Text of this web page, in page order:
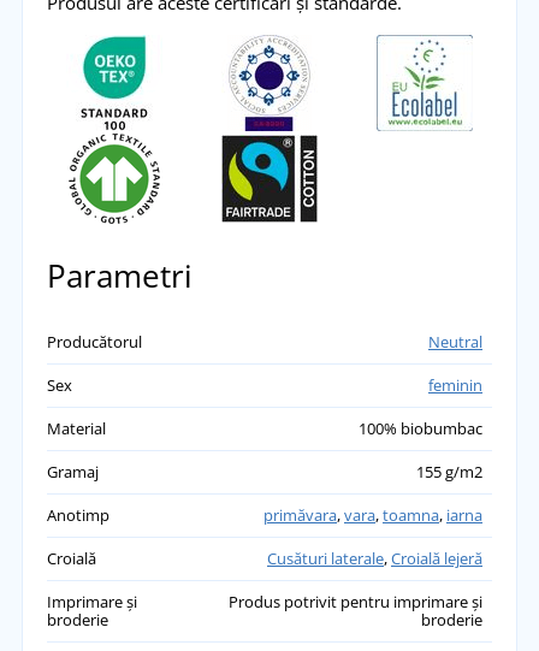
Sunt extrem de mulțumit, atât mărimea, cât și
materialul sunt bune.
přidáno 31.08.2023
Parametri
Producătorul
Neutral
Sex
feminin
Material
100% biobumbac
Gramaj
155 g/m2
Anotimp
primăvara,vara,toamna, iarna
Croială
Cusături laterale,Croială lejeră
Imprimare și
broderie
Produs potrivit pentru imprimare și
broderie